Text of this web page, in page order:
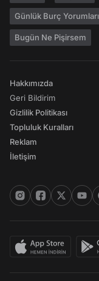
Günlük Burç Yorumları
Bugün Ne Pişirsem
Hakkımızda
Geri Bildirim
Gizlilik Politikası
Topluluk Kuralları
Reklam
İletişim